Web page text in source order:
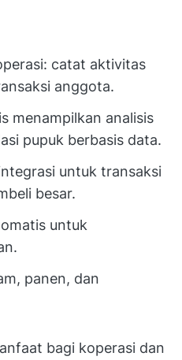
catat aktivitas
anggota.
menampilkan analisis
pupuk berbasis data.
untuk transaksi
besar.
untuk
panen, dan
bagi koperasi dan